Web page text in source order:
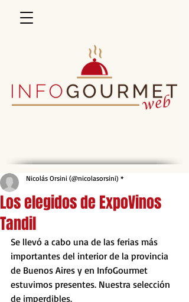
Los elegidos de ExpoVinos
Tandil
Nicolás Orsini (@nicolasorsini) *
Se llevó a cabo una de las ferias más
importantes del interior de la provincia
de Buenos Aires y en InfoGourmet
estuvimos presentes. Nuestra selección
de imperdibles.